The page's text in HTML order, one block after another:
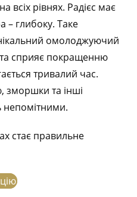
всіх рівнях. Радієс має
– глибоку. Таке
омолоджуючий
сприяє покращенню
тривалий час.
зморшки та інші
непомітними.
стає правильне